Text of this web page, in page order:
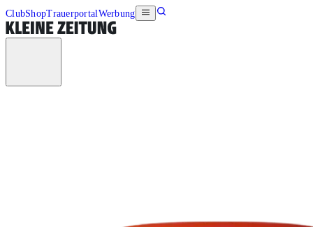
ClubShopTrauerportalWerbung